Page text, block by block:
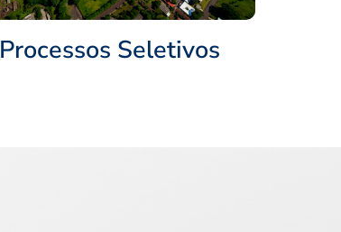
Processos Seletivos